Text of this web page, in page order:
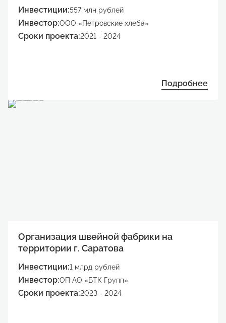
Инвестиции:557 млн рублей
Инвестор:ООО «Петровские хлеба»
Сроки проекта:2021 - 2024
Подробнее
Организация швейной фабрики на
территории г. Саратова
Инвестиции:1 млрд рублей
Инвестор:ОП АО «БТК Групп»
Сроки проекта:2023 - 2024